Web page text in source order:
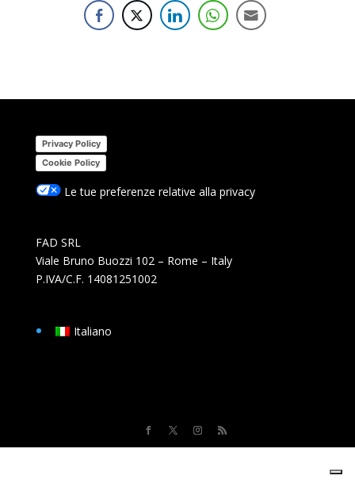
Privacy Policy
Cookie Policy
Le tue preferenze relative alla privacy
FAD SRL
Viale Bruno Buozzi 102 – Rome – Italy
P.IVA/C.F. 14081251002
Italiano